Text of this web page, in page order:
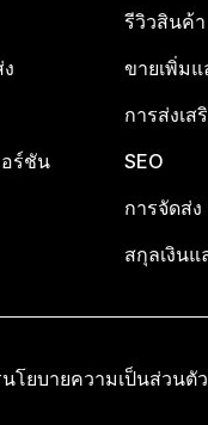
ร์ชัน
รีวิวสินค้า
ขายเพิ่ม
การส่งเส
SEO
การจัดส่ง
สกุลเงิน
นโยบายความเป็นส่วนตัว